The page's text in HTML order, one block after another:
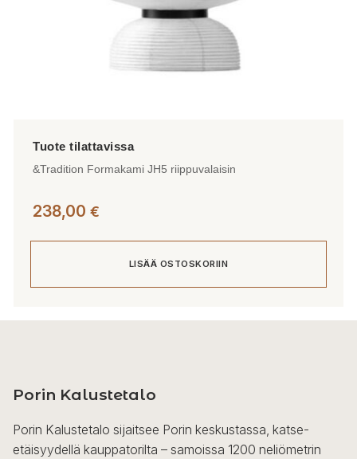
&Tradition Formakami JH5 riippuvalaisin
238,00 €
LISÄÄ OSTOSKORIIN
Porin Kalustetalo
Porin Kalustetalo sijaitsee Porin keskustassa, katse-
etäisyydellä kauppatorilta – samoissa 1200 neliömetrin